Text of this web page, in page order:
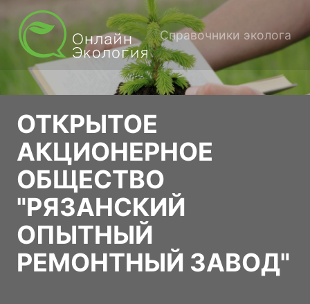
Справочники эколога
ОТКРЫТОЕ
АКЦИОНЕРНОЕ
ОБЩЕСТВО
"РЯЗАНСКИЙ
ОПЫТНЫЙ
РЕМОНТНЫЙ ЗАВОД"